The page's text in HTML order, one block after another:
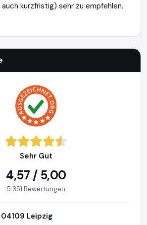
auch kurzfristig) sehr zu empfehlen.
Sehr Gut
4,57 / 5,00
5.351 Bewertungen
04109 Leipzig